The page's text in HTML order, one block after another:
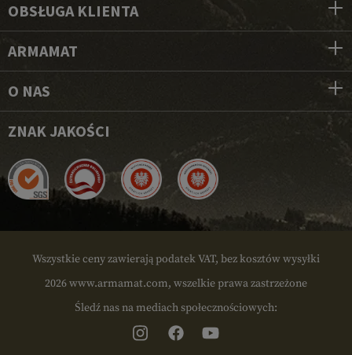
OBSŁUGA KLIENTA
ARMAMAT
O NAS
ZNAK JAKOŚCI
Wszystkie ceny zawierają podatek VAT, bez kosztów wysyłki
2026 www.armamat.com, wszelkie prawa zastrzeżone
Śledź nas na mediach społecznościowych: